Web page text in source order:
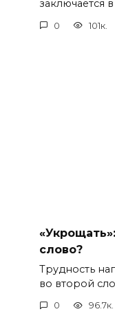
заключается
0 101к.
слово?
Трудность
во второй
0 96.7к.